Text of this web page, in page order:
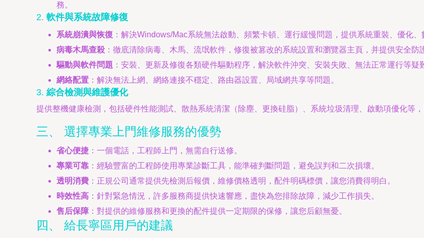
務。
2. 軟件與系統故障修復
系統崩潰與恢復 ：解決Windows/Mac系統無法啟動、頻繁卡頓、運行緩慢問題，提供系統重裝、優化、
病毒木馬查殺 ：徹底清除病毒、木馬、流氓軟件，修復被篡改的系統設置和瀏覽器主頁，并提供安全防
驅動與軟件問題 ：安裝、更新及修復各類硬件驅動程序，解決軟件沖突、安裝失敗、無法正常運行等疑
網絡配置 ：解決無法上網、網絡連接不穩定、路由器設置、局域網共享等問題。
3. 綜合檢測與維護優化
提供整機健康檢測，包括硬件性能測試、散熱系統清潔（除塵、更換硅脂）、系統垃圾清理、啟動項優化等
三、 選擇專業上門維修服務的優勢
省心便捷 ：一個電話，工程師上門，無需自行送修。
專業可靠 ：經驗豐富的工程師使用專業診斷工具，能準確判斷問題，避免誤判和二次損壞。
透明消費 ：正規公司通常提供先檢測后報價，維修價格透明，配件明碼標價，讓您消費得明白。
時效性高 ：針對緊急情況，許多服務商提供快速響應，盡快為您排除故障，減少工作損失。
售后保障 ：對提供的維修服務和更換的配件提供一定期限的保修，讓您后顧無憂。
四、 給長寧區用戶的建議